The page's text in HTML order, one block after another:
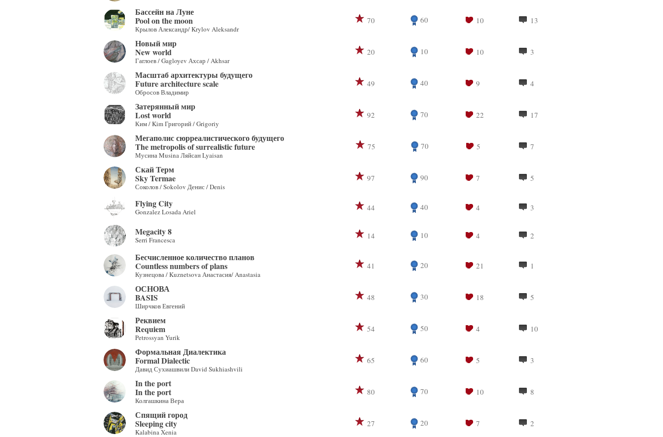
Бассейн на Луне
Pool on the moon
Крылов Александр/ Krylov Aleksandr
70 60 10 13
Новый мир
New world
Гаглоев / Gagloyev Ахсар / Akhsar
20 10 10 3
Масштаб архитектуры будущего
Future architecture scale
Обросов Владимир
49 40 9 4
Затерянный мир
Lost world
Ким / Kim Григорий / Grigoriy
92 70 22 17
Мегаполис сюрреалистического будущего
The metropolis of surrealistic future
Мусина Musina Ляйсан Lyaisan
75 70 5 7
Скай Терм
Sky Termae
Соколов / Sokolov Денис / Denis
97 90 7 5
Flying City
Gonzalez Losada Ariel 44 40 4 3
Megacity 8
Serri Francesca 14 10 4 2
Бесчисленное количество планов
Countless numbers of plans
Кузнецова / Kuznetsova Анастасия/ Anastasia
41 20 21 1
ОСНОВА
BASIS
Ширчков Евгений
48 30 18 5
Реквием
Requiem
Petrossyan Yurik
54 50 4 10
Формальная Диалектика
Formal Dialectic
Давид Сухиашвили David Sukhiashvili
65 60 5 3
In the port
In the port
Колгашкина Вера
80 70 10 8
Спящий город
Sleeping city
Kalabina Xenia
27 20 7 2